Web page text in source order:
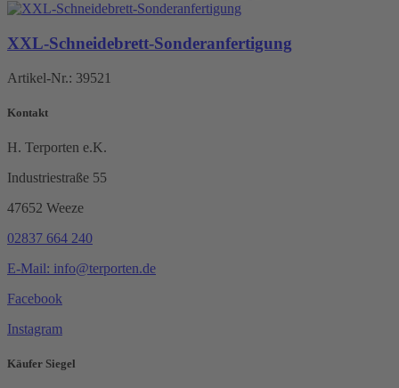
XXL-Schneidebrett-Sonderanfertigung
Artikel-Nr.: 39521
Kontakt
H. Terporten e.K.
Industriestraße 55
47652 Weeze
02837 664 240
E-Mail: info@terporten.de
Facebook
Instagram
Käufer Siegel